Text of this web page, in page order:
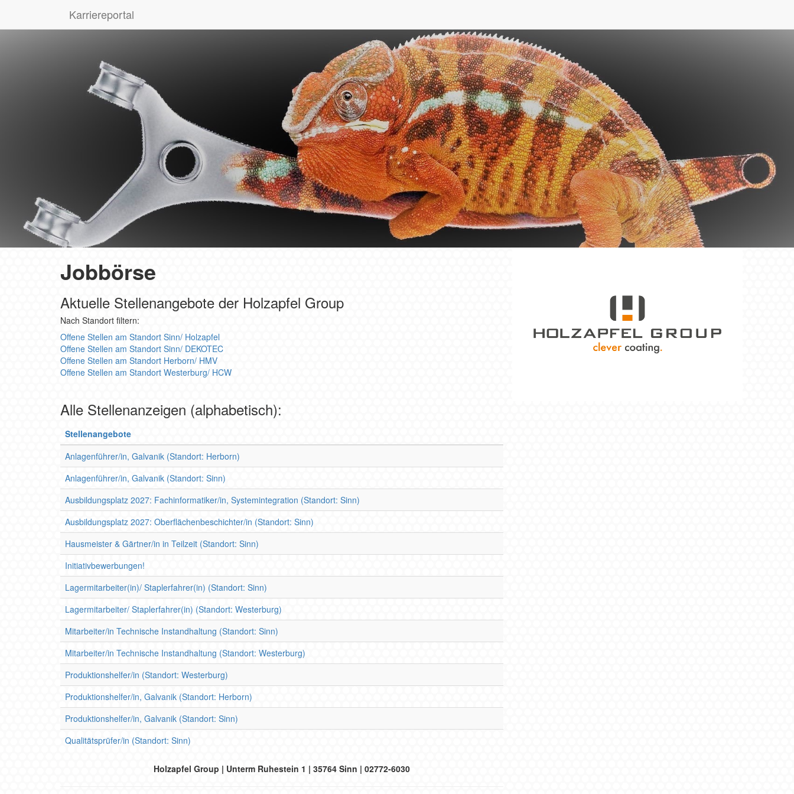
Karriereportal
Jobbörse
Aktuelle Stellenangebote der Holzapfel Group
Nach Standort filtern:
Offene Stellen am Standort Sinn/ Holzapfel
Offene Stellen am Standort Sinn/ DEKOTEC
Offene Stellen am Standort Herborn/ HMV
Offene Stellen am Standort Westerburg/ HCW
Alle Stellenanzeigen (alphabetisch):
Stellenangebote
Anlagenführer/in, Galvanik (Standort: Herborn)
Anlagenführer/in, Galvanik (Standort: Sinn)
Ausbildungsplatz 2027: Fachinformatiker/in, Systemintegration (Standort: Sinn)
Ausbildungsplatz 2027: Oberflächenbeschichter/in (Standort: Sinn)
Hausmeister & Gärtner/in in Teilzeit (Standort: Sinn)
Initiativbewerbungen!
Lagermitarbeiter(in)/ Staplerfahrer(in) (Standort: Sinn)
Lagermitarbeiter/ Staplerfahrer(in) (Standort: Westerburg)
Mitarbeiter/in Technische Instandhaltung (Standort: Sinn)
Mitarbeiter/in Technische Instandhaltung (Standort: Westerburg)
Produktionshelfer/in (Standort: Westerburg)
Produktionshelfer/in, Galvanik (Standort: Herborn)
Produktionshelfer/in, Galvanik (Standort: Sinn)
Qualitätsprüfer/in (Standort: Sinn)
Holzapfel Group | Unterm Ruhestein 1 | 35764 Sinn | 02772-6030